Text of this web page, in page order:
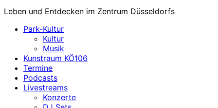
Leben und Entdecken im Zentrum Düsseldorfs
Park-Kultur
Kultur
Musik
Kunstraum KÖ106
Termine
Podcasts
Livestreams
Konzerte